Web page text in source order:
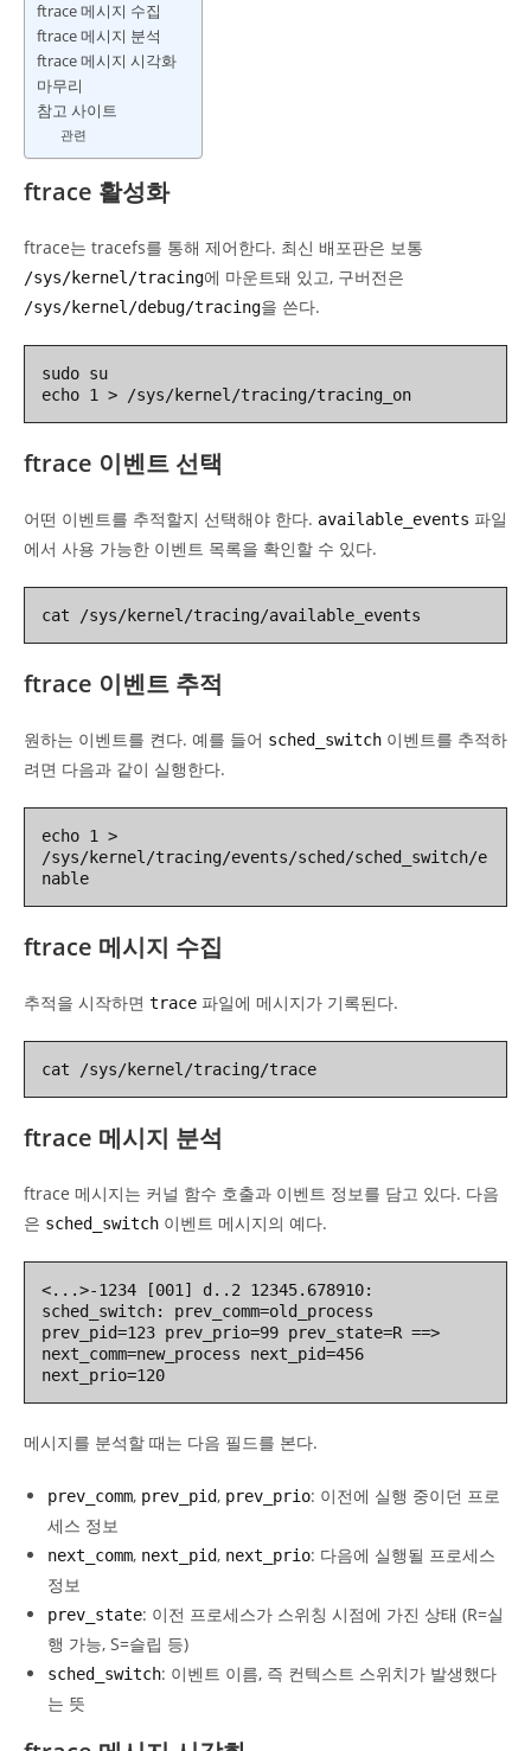
ftrace 메시지 수집
ftrace 메시지 분석
ftrace 메시지 시각화
마무리
참고 사이트
관련
ftrace 활성화
ftrace는 tracefs를 통해 제어한다. 최신 배포판은 보통
/sys/kernel/tracing에 마운트돼 있고, 구버전은
/sys/kernel/debug/tracing을 쓴다.
sudo su
echo 1 > /sys/kernel/tracing/tracing_on
ftrace 이벤트 선택
어떤 이벤트를 추적할지 선택해야 한다. available_events 파일
에서 사용 가능한 이벤트 목록을 확인할 수 있다.
cat /sys/kernel/tracing/available_events
ftrace 이벤트 추적
원하는 이벤트를 켠다. 예를 들어 sched_switch 이벤트를 추적하
려면 다음과 같이 실행한다.
echo 1 >
/sys/kernel/tracing/events/sched/sched_switch/e
nable
ftrace 메시지 수집
추적을 시작하면 trace 파일에 메시지가 기록된다.
cat /sys/kernel/tracing/trace
ftrace 메시지 분석
ftrace 메시지는 커널 함수 호출과 이벤트 정보를 담고 있다. 다음
은 sched_switch 이벤트 메시지의 예다.
<...>-1234 [001] d..2 12345.678910:
sched_switch: prev_comm=old_process
prev_pid=123 prev_prio=99 prev_state=R ==>
next_comm=new_process next_pid=456
next_prio=120
메시지를 분석할 때는 다음 필드를 본다.
prev_comm, prev_pid, prev_prio: 이전에 실행 중이던 프로
세스 정보
next_comm, next_pid, next_prio: 다음에 실행될 프로세스
정보
prev_state: 이전 프로세스가 스위칭 시점에 가진 상태 (R=실
행 가능, S=슬립 등)
sched_switch: 이벤트 이름, 즉 컨텍스트 스위치가 발생했다
는 뜻